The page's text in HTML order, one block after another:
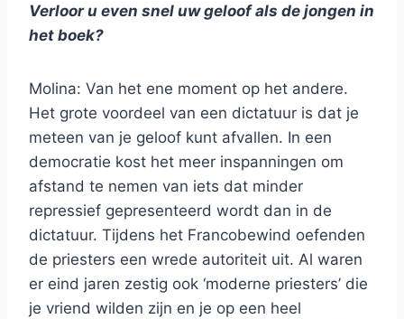
Verloor u even snel uw geloof als de jongen in
het boek?
Molina: Van het ene moment op het andere.
Het grote voordeel van een dictatuur is dat je
meteen van je geloof kunt afvallen. In een
democratie kost het meer inspanningen om
afstand te nemen van iets dat minder
repressief gepresenteerd wordt dan in de
dictatuur. Tijdens het Francobewind oefenden
de priesters een wrede autoriteit uit. Al waren
er eind jaren zestig ook ‘moderne priesters’ die
je vriend wilden zijn en je op een heel